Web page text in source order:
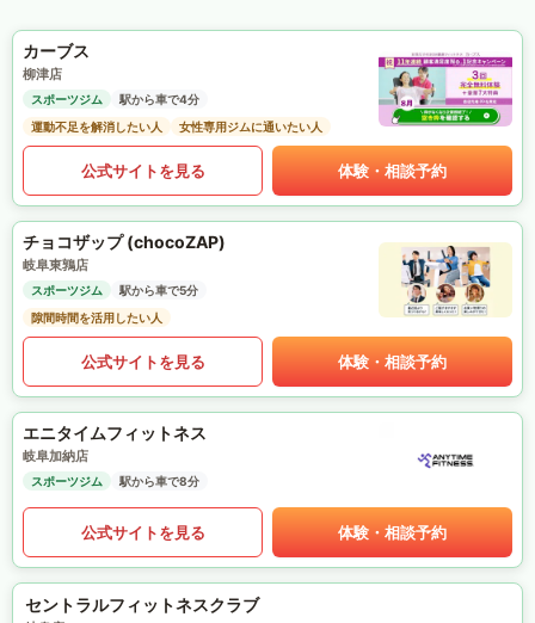
カーブス
柳津店
スポーツジム
駅から車で4分
運動不足を解消したい人
女性専用ジムに通いたい人
公式サイトを見る 体験・相談予約
チョコザップ (chocoZAP)
岐阜東鶉店
スポーツジム
駅から車で5分
隙間時間を活用したい人
公式サイトを見る 体験・相談予約
エニタイムフィットネス
岐阜加納店
スポーツジム 駅から車で8分
公式サイトを見る 体験・相談予約
セントラルフィットネスクラブ